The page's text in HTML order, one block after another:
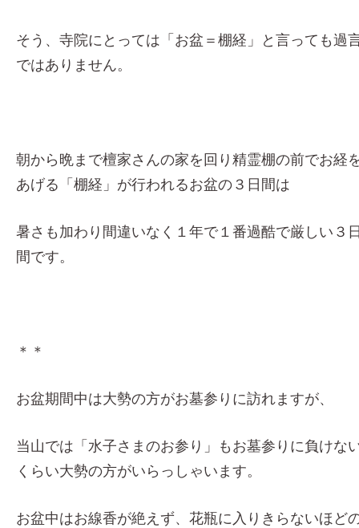
そう、寺院にとっては「お盆＝棚経」と言っても過
ではありません。
朝から晩まで檀家さんの家を回り精霊棚の前でお経
あげる「棚経」が行われるお盆の３日間は
暑さも加わり間違いなく１年で１番過酷で厳しい３
間です。
＊＊
お盆期間中は大勢の方がお墓参りに訪れますが、
当山では「水子さまのお参り」もお墓参りに負けな
くらい大勢の方がいらっしゃいます。
お盆中はお線香が絶えず、花瓶に入りきらないほど